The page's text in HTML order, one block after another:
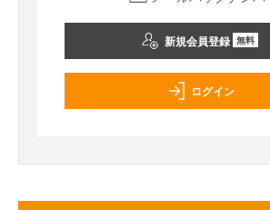
新規会員登録 無料
ログイン